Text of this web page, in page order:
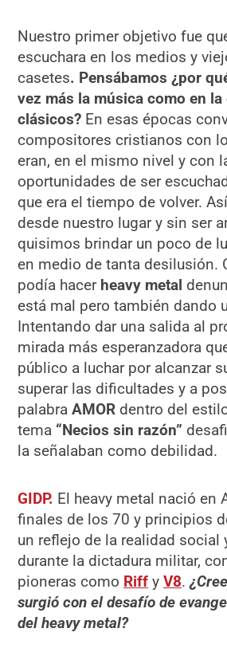
Nuestro primer objetivo fue
escuchara en los medios y
casetes. Pensábamos ¿por
vez más la música como en la
clásicos? En esas épocas
compositores cristianos con
eran, en el mismo nivel y con
oportunidades de ser
que era el tiempo de volver.
desde nuestro lugar y sin ser
quisimos brindar un poco de
en medio de tanta desilusión.
podía hacer heavy metal
está mal pero también dando
Intentando dar una salida al
mirada más esperanzadora
público a luchar por alcanzar
superar las dificultades y a
palabraAMOR dentro del
tema “Necios sin razón”
la señalaban como debilidad.
GIDP. El heavy metal nació en
finales de los 70 y principios
un reflejo de la realidad social
durante la dictadura militar,
pioneras como Riff yV8.
surgió con el desafío de
del heavy metal?